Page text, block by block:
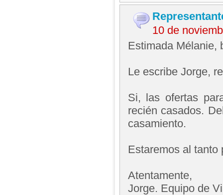
10 de
Estimada Mélanie,
Le escribe Jorge,
Si, las ofertas
recién casados.
casamiento.
Estaremos al tanto
Atentamente,
Jorge. Equipo de